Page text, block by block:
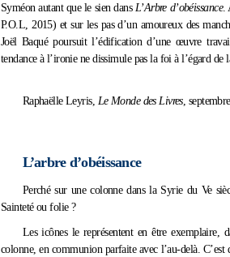
Syméon autant que le sien dansL’Arbre d’obéissance.
P.O.L, 2015) et sur les pas d’un amoureux des
Joël Baqué poursuit l’édification d’une œuvre
tendance à l’ironie ne dissimule pas la foi à l’égard de
Raphaëlle Leyris, Le Monde des Livres,
L’arbre d’obéissance
Perché sur une colonne dans la Syrie du Ve
Sainteté ou folie ?
Les icônes le représentent en être exemplaire,
colonne, en communion parfaite avec l’au-delà.